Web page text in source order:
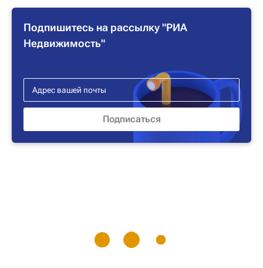
Подпишитесь на рассылку "РИА
Недвижимость"